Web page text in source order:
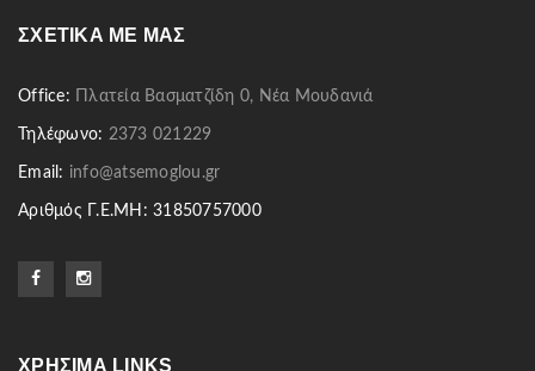
ΣΧΕΤΙΚΆ ΜΕ ΜΑΣ
Office: Πλατεία Βασματζίδη 0, Νέα Μουδανιά
Τηλέφωνο: 2373 021229
Email: info@atsemoglou.gr
Αριθμός Γ.Ε.ΜΗ: 31850757000
ΧΡΉΣΙΜΑ LINKS